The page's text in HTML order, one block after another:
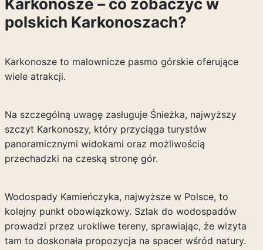
Karkonosze – co zobaczyć w
polskich Karkonoszach?
Karkonosze to malownicze pasmo górskie oferujące
wiele atrakcji.
Na szczególną uwagę zasługuje Śnieżka, najwyższy
szczyt Karkonoszy, który przyciąga turystów
panoramicznymi widokami oraz możliwością
przechadzki na czeską stronę gór.
Wodospady Kamieńczyka, najwyższe w Polsce, to
kolejny punkt obowiązkowy. Szlak do wodospadów
prowadzi przez urokliwe tereny, sprawiając, że wizyta
tam to doskonała propozycja na spacer wśród natury.